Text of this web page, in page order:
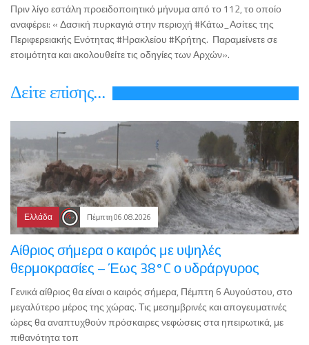
Πριν λίγο εστάλη προειδοποιητικό μήνυμα από το 112, το οποίο
αναφέρει: « Δασική πυρκαγιά στην περιοχή #Κάτω_Ασίτες της
Περιφερειακής Ενότητας #Ηρακλείου #Κρήτης. Παραμείνετε σε
ετοιμότητα και ακολουθείτε τις οδηγίες των Αρχών».
Δεiτε επiσης...
Ελλάδα Πέμπτη 06.08.2026
Αίθριος σήμερα ο καιρός με υψηλές
θερμοκρασίες – Έως 38°C ο υδράργυρος
Γενικά αίθριος θα είναι ο καιρός σήμερα, Πέμπτη 6 Αυγούστου, στο
μεγαλύτερο μέρος της χώρας. Τις μεσημβρινές και απογευματινές
ώρες θα αναπτυχθούν πρόσκαιρες νεφώσεις στα ηπειρωτικά, με
πιθανότητα τοπ